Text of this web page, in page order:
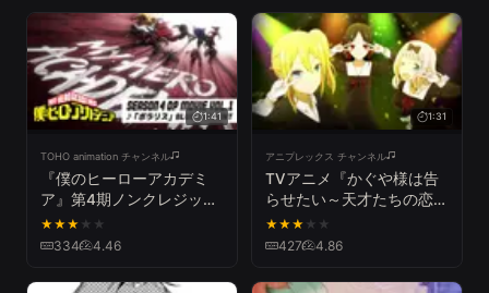
1:41
TOHO animation チャンネル
『僕のヒーローアカデミ
ア』第4期ノンクレジット
オープニング映像／OPテ
ーマ：「ポラリス」BLUE
★★★ ★ ★
334 4.46
1:31
アニプレックス チャンネル
TVアニメ『かぐや様は告
らせたい～天才たちの恋愛
頭脳戦～』オープニング映
像 ♪鈴木雅之「ラブ・ドラ
花」
★★★ ★ ★
427 4.86